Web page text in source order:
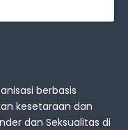
berbasis
kesetaraan dan
dan Seksualitas di